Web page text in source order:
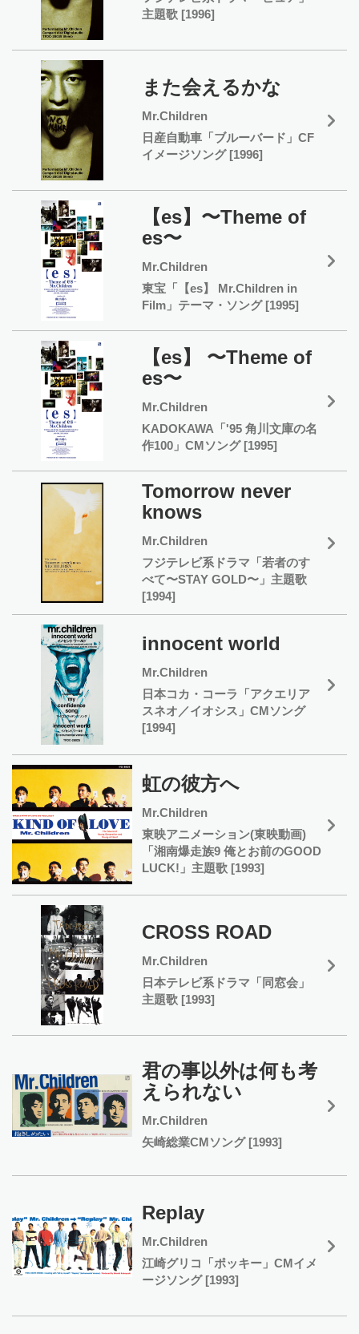
主題歌 [1996]
また会えるかな
Mr.Children
日産自動車「ブルーバード」CF
イメージソング [1996]
【es】〜Theme of
es〜
Mr.Children
東宝「【es】 Mr.Children in
Film」テーマ・ソング [1995]
【es】 〜Theme of
es〜
Mr.Children
KADOKAWA「'95 角川文庫の名
作100」CMソング [1995]
Tomorrow never
knows
Mr.Children
フジテレビ系ドラマ「若者のす
べて〜STAY GOLD〜」主題歌
[1994]
innocent world
Mr.Children
日本コカ・コーラ「アクエリア
スネオ／イオシス」CMソング
[1994]
虹の彼方へ
Mr.Children
東映アニメーション(東映動画)
「湘南爆走族9 俺とお前のGOOD
LUCK!」主題歌 [1993]
CROSS ROAD
Mr.Children
日本テレビ系ドラマ「同窓会」
主題歌 [1993]
君の事以外は何も考
えられない
Mr.Children
矢崎総業CMソング [1993]
Replay
Mr.Children
江崎グリコ「ポッキー」CMイメ
ージソング [1993]